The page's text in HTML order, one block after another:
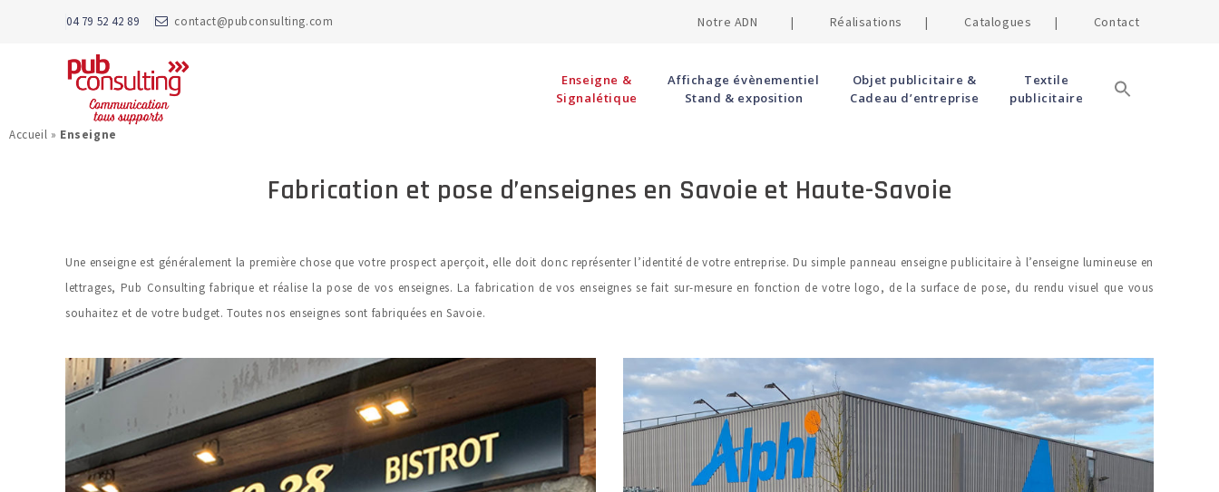
04 79 52 42 89 contact@pubconsulting.com Notre ADN | Réalisations | Catalogues | Contact
Enseigne &
Signalétique
Affichage évènementiel
Stand & exposition
Objet publicitaire &
Cadeau d’entreprise
Textile
publicitaire
Accueil » Enseigne
Fabrication et pose d’enseignes en Savoie et Haute-Savoie
Une enseigne est généralement la première chose que votre prospect aperçoit, elle doit donc représenter l’identité de votre entreprise. Du simple panneau enseigne publicitaire à l’enseigne lumineuse en
lettrages, Pub Consulting fabrique et réalise la pose de vos enseignes. La fabrication de vos enseignes se fait sur-mesure en fonction de votre logo, de la surface de pose, du rendu visuel que vous
souhaitez et de votre budget. Toutes nos enseignes sont fabriquées en Savoie.